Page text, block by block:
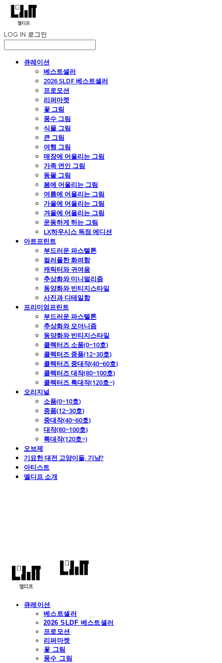
LOG IN 로그인
큐레이션
베스트셀러
2026 SLDF 베스트셀러
프로모션
리퍼마켓
꽃 그림
풍수 그림
식물 그림
큰 그림
여행 그림
매장에 어울리는 그림
가족 연인 그림
동물 그림
봄에 어울리는 그림
여름에 어울리는 그림
가을에 어울리는 그림
겨울에 어울리는 그림
운동하게 하는 그림
LX하우시스 독점 에디션
아트프린트
부드러운 파스텔톤
컬러풀한 화려함
캐릭터와 귀여움
추상화와 미니멀리즘
동양화와 빈티지스타일
사진과 디테일함
프리미엄프린트
부드러운 파스텔톤
추상화와 모더니즘
동양화와 빈티지스타일
콜렉터즈 소품(0~10호)
콜렉터즈 중품(12~30호)
콜렉터즈 중대작(40~60호)
콜렉터즈 대작(80~100호)
콜렉터즈 특대작(120호~)
오리지널
소품(0~10호)
중품(12~30호)
중대작(40~60호)
대작(80~100호)
특대작(120호~)
오브제
기묘한 대전 고양이들, 기냥?
아티스트
엘디프 소개
큐레이션
베스트셀러
2026 SLDF 베스트셀러
프로모션
리퍼마켓
꽃 그림
풍수 그림